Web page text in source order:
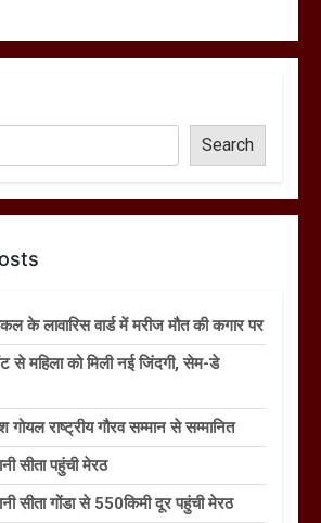
Search
के लावारिस वार्ड में मरीज मौत की कगार पर
से महिला को मिली नई जिंदगी, सेम-डे
गोयल राष्ट्रीय गौरव सम्मान से सम्मानित
सीता पहुंची मेरठ
सीता गोंडा से 550किमी दूर पहुंची मेरठ